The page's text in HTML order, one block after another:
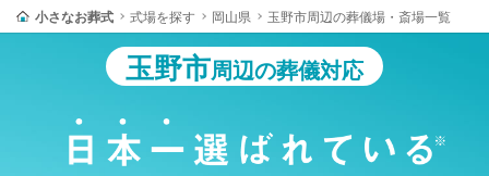
小さなお葬式 式場を探す 岡山県 玉野市周辺の葬儀場・斎場一覧
玉野市周辺の葬儀対応